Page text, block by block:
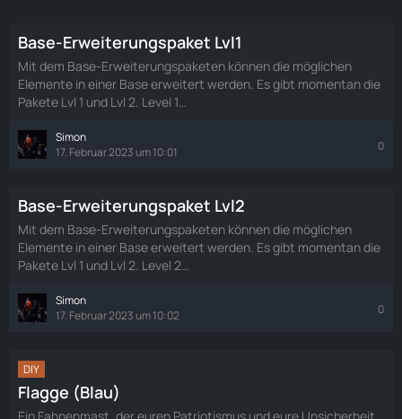
Base-Erweiterungspaket Lvl1
Mit dem Base-Erweiterungspaketen können die möglichen
Elemente in einer Base erweitert werden. Es gibt momentan die
Pakete Lvl 1 und Lvl 2. Level 1…
Simon
17. Februar 2023 um 10:01
0
Base-Erweiterungspaket Lvl2
Mit dem Base-Erweiterungspaketen können die möglichen
Elemente in einer Base erweitert werden. Es gibt momentan die
Pakete Lvl 1 und Lvl 2. Level 2…
Simon
17. Februar 2023 um 10:02
0
DIY
Flagge (Blau)